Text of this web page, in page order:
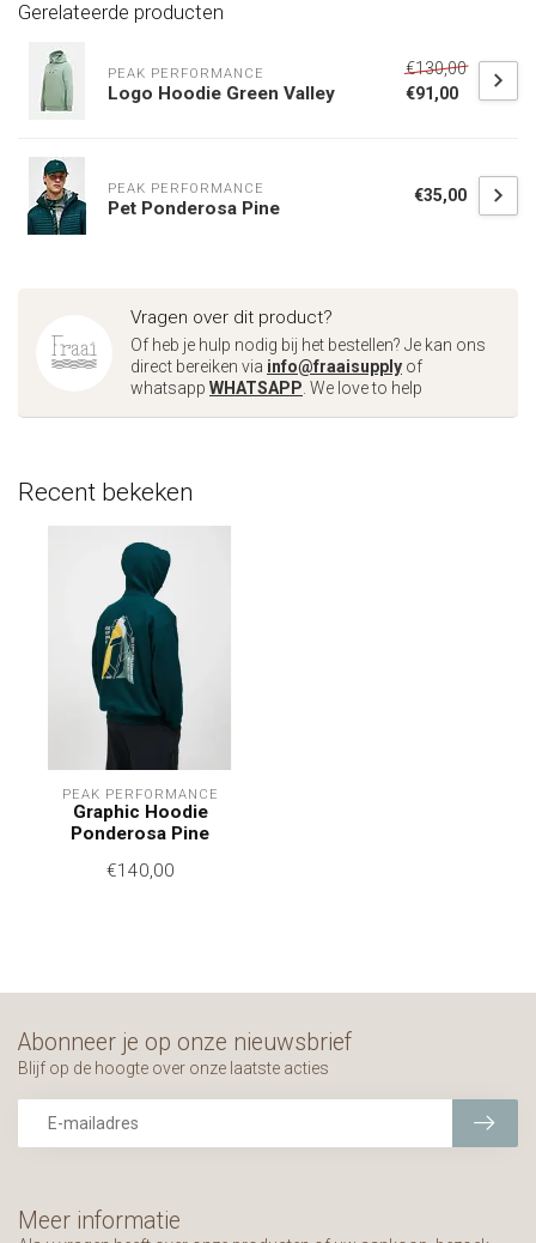
Gerelateerde producten
PEAK PERFORMANCE
Logo Hoodie Green Valley
€130,00
€91,00
PEAK PERFORMANCE
Pet Ponderosa Pine
€35,00
Vragen over dit product?
Of heb je hulp nodig bij het bestellen? Je kan ons
direct bereiken via info@fraaisupply of
whatsapp WHATSAPP . We love to help
Recent bekeken
PEAK PERFORMANCE
Graphic Hoodie
Ponderosa Pine
€140,00
Meer informatie
Abonneer je op onze nieuwsbrief
Blijf op de hoogte over onze laatste acties